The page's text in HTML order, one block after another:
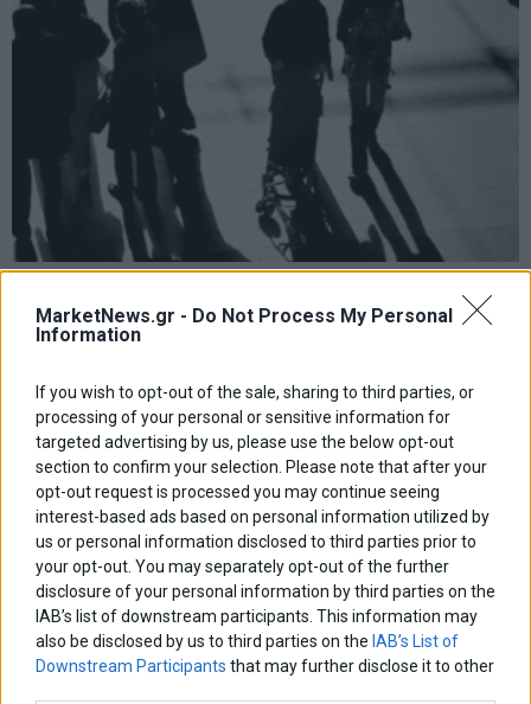
MarketNews.gr - Do Not Process My Personal
Information
If you wish to opt-out of the sale, sharing to third parties, or
processing of your personal or sensitive information for
targeted advertising by us, please use the below opt-out
section to confirm your selection. Please note that after your
opt-out request is processed you may continue seeing
interest-based ads based on personal information utilized by
us or personal information disclosed to third parties prior to
your opt-out. You may separately opt-out of the further
disclosure of your personal information by third parties on the
IAB’s list of downstream participants. This information may
also be disclosed by us to third parties on the IAB’s List of
Downstream Participants that may further disclose it to other
Στο 9,5% η ανεργία τον Απρίλιο
marketnews Team
Πλοήγηση
άρθρων
ΠΡΟΗΓΟΥΜΕΝΟ ΑΡΘΡΟ
Previous
Eurobank: Αποκλιμάκωση
του πληθωρισμού στην
Ελλάδα για τρίτο συνεχή
μήνα λόγω υπηρεσιών και
ενέργειας
ΕΠΟΜΕΝΟ ΑΡΘΡΟ
Morgan Stanley: Ισχυρή
ανάπτυξη 2% για την Ελλάδα
έως το 2027 – Σταθερή
οικονομία, σταθερό
πολιτικό περιβάλλον
ΑΡΘΡΟΓΡΑΦΟΙ
Ελευθερία Κούρταλη
Οι «τιμωροί» των ομολόγων επέστρεψαν